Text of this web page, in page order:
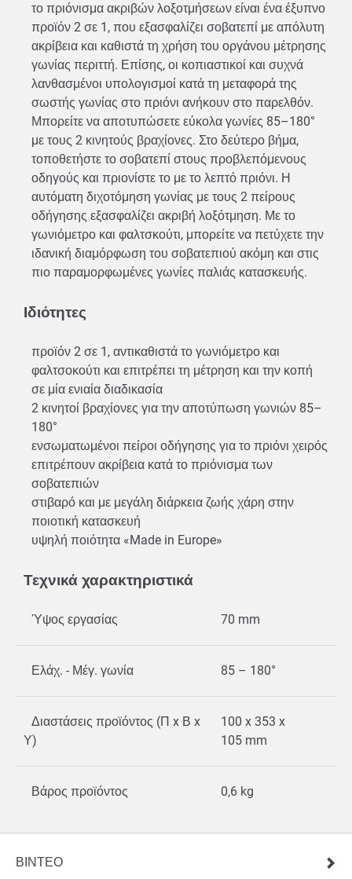
το πριόνισμα ακριβών λοξοτμήσεων είναι ένα έξυπνο
προϊόν 2 σε 1, που εξασφαλίζει σοβατεπί με απόλυτη
ακρίβεια και καθιστά τη χρήση του οργάνου μέτρησης
γωνίας περιττή. Επίσης, οι κοπιαστικοί και συχνά
λανθασμένοι υπολογισμοί κατά τη μεταφορά της
σωστής γωνίας στο πριόνι ανήκουν στο παρελθόν.
Μπορείτε να αποτυπώσετε εύκολα γωνίες 85–180°
με τους 2 κινητούς βραχίονες. Στο δεύτερο βήμα,
τοποθετήστε το σοβατεπί στους προβλεπόμενους
οδηγούς και πριονίστε το με το λεπτό πριόνι. Η
αυτόματη διχοτόμηση γωνίας με τους 2 πείρους
οδήγησης εξασφαλίζει ακριβή λοξότμηση. Με το
γωνιόμετρο και φαλτσκούτι, μπορείτε να πετύχετε την
ιδανική διαμόρφωση του σοβατεπιού ακόμη και στις
πιο παραμορφωμένες γωνίες παλιάς κατασκευής.
Ιδιότητες
προϊόν 2 σε 1, αντικαθιστά το γωνιόμετρο και
φαλτσοκούτι και επιτρέπει τη μέτρηση και την κοπή
σε μία ενιαία διαδικασία
2 κινητοί βραχίονες για την αποτύπωση γωνιών 85–
180°
ενσωματωμένοι πείροι οδήγησης για το πριόνι χειρός
επιτρέπουν ακρίβεια κατά το πριόνισμα των
σοβατεπιών
στιβαρό και με μεγάλη διάρκεια ζωής χάρη στην
ποιοτική κατασκευή
υψηλή ποιότητα «Made in Europe»
Τεχνικά χαρακτηριστικά
Ύψος εργασίας 70 mm
Ελάχ. - Μέγ. γωνία 85 – 180°
Διαστάσεις προϊόντος (Π x Β x
Υ)
100 x 353 x
105 mm
Βάρος προϊόντος 0,6 kg
ΒΊΝΤΕΟ